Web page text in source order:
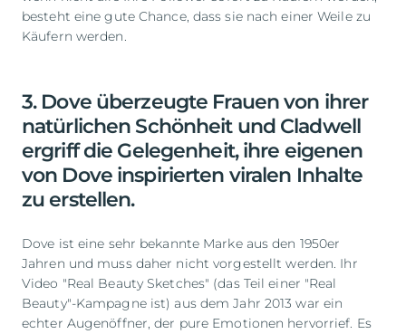
besteht eine gute Chance, dass sie nach einer Weile zu
Käufern werden.
3. Dove überzeugte Frauen von ihrer
natürlichen Schönheit und Cladwell
ergriff die Gelegenheit, ihre eigenen
von Dove inspirierten viralen Inhalte
zu erstellen.
Dove ist eine sehr bekannte Marke aus den 1950er
Jahren und muss daher nicht vorgestellt werden. Ihr
Video "Real Beauty Sketches" (das Teil einer "Real
Beauty"-Kampagne ist) aus dem Jahr 2013 war ein
echter Augenöffner, der pure Emotionen hervorrief. Es